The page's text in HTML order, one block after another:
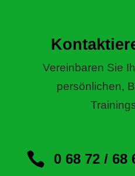
Vereinbaren Sie
persönlichen,
 0 68 72 / 68